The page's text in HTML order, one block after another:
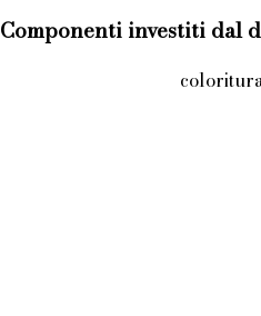
Componenti investiti dal